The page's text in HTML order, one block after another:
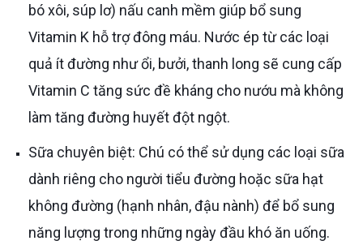
bó xôi, súp lơ) nấu canh mềm giúp bổ sung
Vitamin K hỗ trợ đông máu. Nước ép từ các loại
quả ít đường như ổi, bưởi, thanh long sẽ cung cấp
Vitamin C tăng sức đề kháng cho nướu mà không
làm tăng đường huyết đột ngột.
Sữa chuyên biệt: Chú có thể sử dụng các loại sữa
dành riêng cho người tiểu đường hoặc sữa hạt
không đường (hạnh nhân, đậu nành) để bổ sung
năng lượng trong những ngày đầu khó ăn uống.